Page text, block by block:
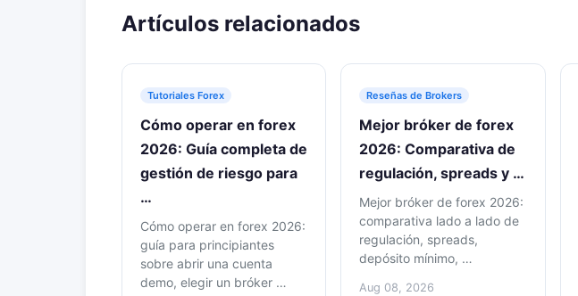
Artículos relacionados
Tutoriales Forex
Cómo operar en forex
2026: Guía completa de
gestión de riesgo para
…
Cómo operar en forex 2026:
guía para principiantes
sobre abrir una cuenta
demo, elegir un bróker …
Reseñas de Brokers
Mejor bróker de forex
2026: Comparativa de
regulación, spreads y …
Mejor bróker de forex 2026:
comparativa lado a lado de
regulación, spreads,
depósito mínimo, …
Aug 08, 2026